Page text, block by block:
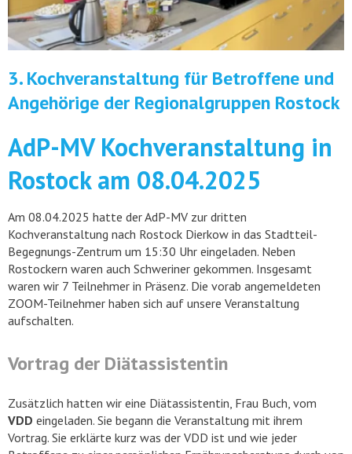
3. Kochveranstaltung für Betroffene und
Angehörige der Regionalgruppen Rostock
AdP-MV Kochveranstaltung in
Rostock am 08.04.2025
Am 08.04.2025 hatte der AdP-MV zur dritten
Kochveranstaltung nach Rostock Dierkow in das Stadtteil-
Begegnungs-Zentrum um 15:30 Uhr eingeladen. Neben
Rostockern waren auch Schweriner gekommen. Insgesamt
waren wir 7 Teilnehmer in Präsenz. Die vorab angemeldeten
ZOOM-Teilnehmer haben sich auf unsere Veranstaltung
aufschalten.
Vortrag der Diätassistentin
Zusätzlich hatten wir eine Diätassistentin, Frau Buch, vom
VDD eingeladen. Sie begann die Veranstaltung mit ihrem
Vortrag. Sie erklärte kurz was der VDD ist und wie jeder